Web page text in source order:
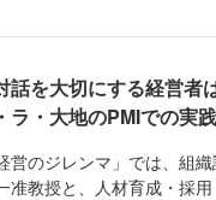
話を大切にする経営
ラ・大地のPMIでの実践
営のジレンマ」では、組
准教授と、人材育成・採